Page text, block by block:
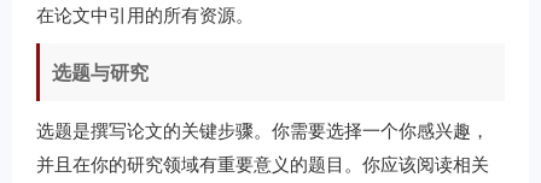
在论文中引用的所有资源。
选题与研究
选题是撰写论文的关键步骤。你需要选择一个你感兴趣，
并且在你的研究领域有重要意义的题目。你应该阅读相关